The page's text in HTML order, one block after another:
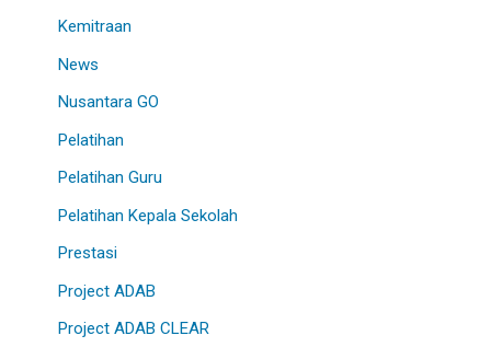
Kemitraan
News
Nusantara GO
Pelatihan
Pelatihan Guru
Pelatihan Kepala Sekolah
Prestasi
Project ADAB
Project ADAB CLEAR